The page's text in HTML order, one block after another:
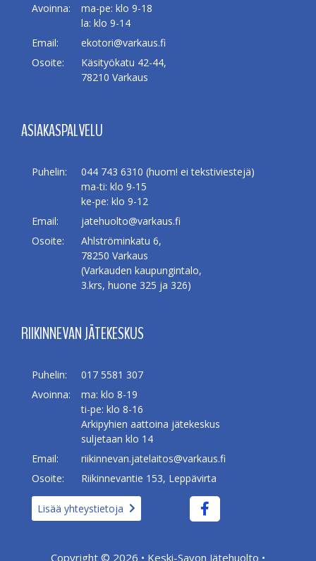
Avoinna:
ma-pe: klo 9-18
la: klo 9-14
Email:
ekotori@varkaus.fi
Osoite:
Käsityökatu 42-44,
78210 Varkaus
ASIAKASPALVELU
Puhelin:
044 743 6310 (huom! ei tekstiviestejä)
ma-ti: klo 9-15
ke-pe: klo 9-12
Email:
jatehuolto@varkaus.fi
Osoite:
Ahlströminkatu 6,
78250 Varkaus
(Varkauden kaupungintalo,
3.krs, huone 325 ja 326)
RIIKINNEVAN JÄTEKESKUS
Puhelin:
017 5581 307
Avoinna:
ma: klo 8-19
ti-pe: klo 8-16
Arkipyhien aattoina jätekeskus
suljetaan klo 14
Email:
riikinnevan.jatelaitos@varkaus.fi
Osoite:
Riikinnevantie 153, Leppävirta
Lisää yhteystietoja
Copyright © 2026 • Keski-Savon Jätehuolto •